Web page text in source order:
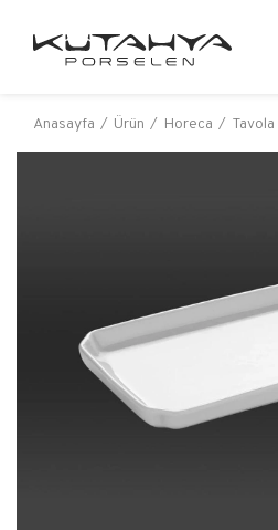
Anasayfa Ürün Horeca